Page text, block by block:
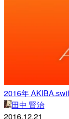
2016年
田中 賢治
2016.12.21